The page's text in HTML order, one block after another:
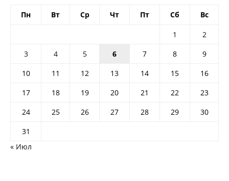
Пн Вт Ср Чт Пт Сб Вс
1
2
3
4 5 6 7 8
9
10
11 12 13 14 15
16
17
18 19 20 21 22
23
24
25 26 27 28 29
30
31
« Июл